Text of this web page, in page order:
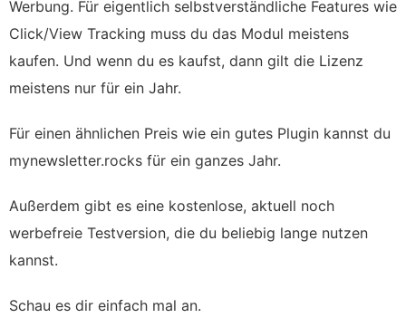
Werbung. Für eigentlich selbstverständliche Features wie
Click/View Tracking muss du das Modul meistens
kaufen. Und wenn du es kaufst, dann gilt die Lizenz
meistens nur für ein Jahr.
Für einen ähnlichen Preis wie ein gutes Plugin kannst du
mynewsletter.rocks für ein ganzes Jahr.
Außerdem gibt es eine kostenlose, aktuell noch
werbefreie Testversion, die du beliebig lange nutzen
kannst.
Schau es dir einfach mal an.